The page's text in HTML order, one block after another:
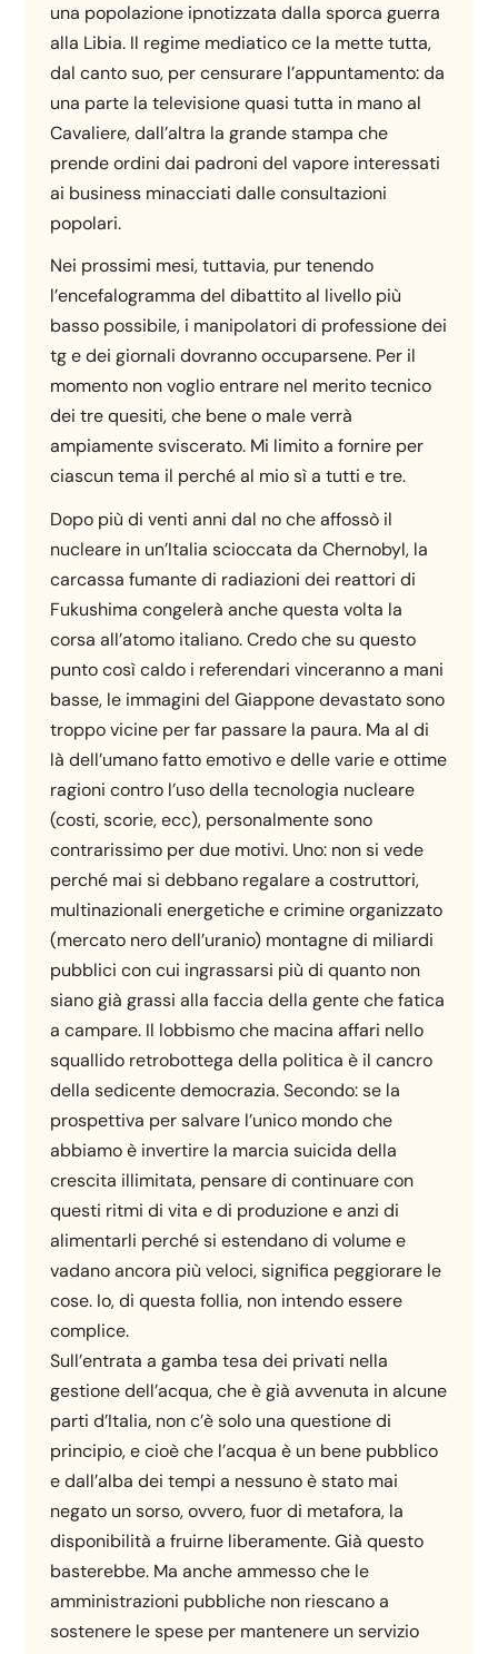
una popolazione ipnotizzata dalla sporca guerra
alla Libia. Il regime mediatico ce la mette tutta,
dal canto suo, per censurare l’appuntamento: da
una parte la televisione quasi tutta in mano al
Cavaliere, dall’altra la grande stampa che
prende ordini dai padroni del vapore interessati
ai business minacciati dalle consultazioni
popolari.
Nei prossimi mesi, tuttavia, pur tenendo
l’encefalogramma del dibattito al livello più
basso possibile, i manipolatori di professione dei
tg e dei giornali dovranno occuparsene. Per il
momento non voglio entrare nel merito tecnico
dei tre quesiti, che bene o male verrà
ampiamente sviscerato. Mi limito a fornire per
ciascun tema il perché al mio sì a tutti e tre.
Dopo più di venti anni dal no che affossò il
nucleare in un’Italia scioccata da Chernobyl, la
carcassa fumante di radiazioni dei reattori di
Fukushima congelerà anche questa volta la
corsa all’atomo italiano. Credo che su questo
punto così caldo i referendari vinceranno a mani
basse, le immagini del Giappone devastato sono
troppo vicine per far passare la paura. Ma al di
là dell’umano fatto emotivo e delle varie e ottime
ragioni contro l’uso della tecnologia nucleare
(costi, scorie, ecc), personalmente sono
contrarissimo per due motivi. Uno: non si vede
perché mai si debbano regalare a costruttori,
multinazionali energetiche e crimine organizzato
(mercato nero dell’uranio) montagne di miliardi
pubblici con cui ingrassarsi più di quanto non
siano già grassi alla faccia della gente che fatica
a campare. Il lobbismo che macina affari nello
squallido retrobottega della politica è il cancro
della sedicente democrazia. Secondo: se la
prospettiva per salvare l’unico mondo che
abbiamo è invertire la marcia suicida della
crescita illimitata, pensare di continuare con
questi ritmi di vita e di produzione e anzi di
alimentarli perché si estendano di volume e
vadano ancora più veloci, significa peggiorare le
cose. Io, di questa follia, non intendo essere
complice.
Sull’entrata a gamba tesa dei privati nella
gestione dell’acqua, che è già avvenuta in alcune
parti d’Italia, non c’è solo una questione di
principio, e cioè che l’acqua è un bene pubblico
e dall’alba dei tempi a nessuno è stato mai
negato un sorso, ovvero, fuor di metafora, la
disponibilità a fruirne liberamente. Già questo
basterebbe. Ma anche ammesso che le
amministrazioni pubbliche non riescano a
sostenere le spese per mantenere un servizio